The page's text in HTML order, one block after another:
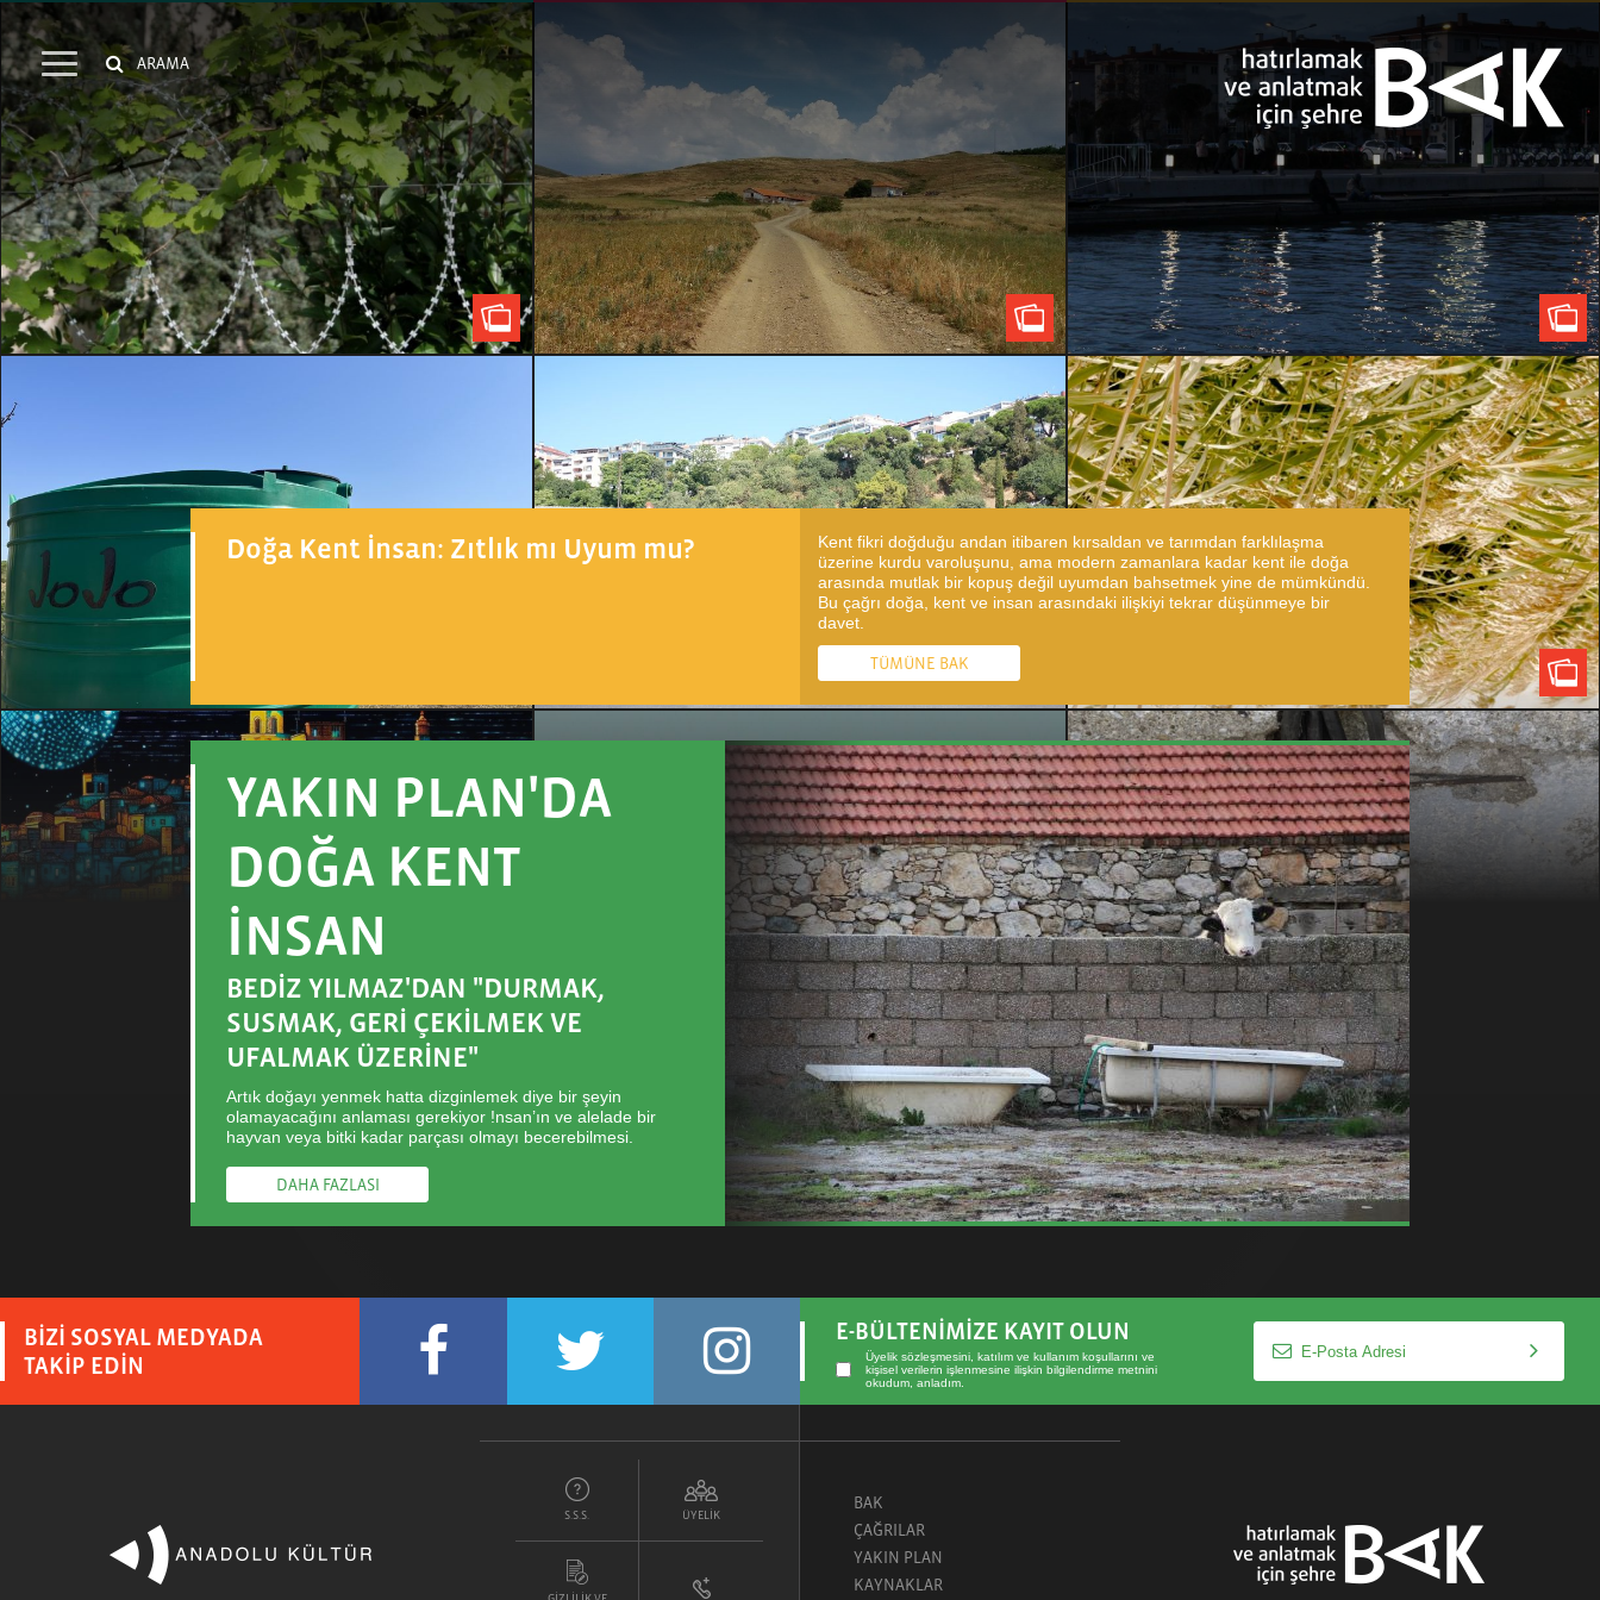
Doğa Kent İnsan: Zıtlık mı Uyum mu?
Kent fikri doğduğu andan itibaren kırsaldan ve tarımdan farklılaşma
üzerine kurdu varoluşunu, ama modern zamanlara kadar kent ile doğa
arasında mutlak bir kopuş değil uyumdan bahsetmek yine de mümkündü.
Bu çağrı doğa, kent ve insan arasındaki ilişkiyi tekrar düşünmeye bir
davet.
TÜMÜNE BAK
YAKIN PLAN'DA
DOĞA KENT
İNSAN
BEDİZ YILMAZ'DAN "DURMAK,
SUSMAK, GERİ ÇEKİLMEK VE
UFALMAK ÜZERİNE"
Artık doğayı yenmek hatta dizginlemek diye bir şeyin
olamayacağını anlaması gerekiyor !nsan’ın ve alelade bir
hayvan veya bitki kadar parçası olmayı becerebilmesi.
DAHA FAZLASI
BİZİ SOSYAL MEDYADA
TAKİP EDİN
E-BÜLTENİMİZE KAYIT OLUN
Üyelik sözleşmesini katılım ve kullanım koşullarını ve
kişisel verilerin işlenmesine ilişkin bilgilendirme metnini
okudum, anladım.
S.S.S. ÜYELİK
BAK
ÇAĞRILAR
YAKIN PLAN
KAYNAKLAR